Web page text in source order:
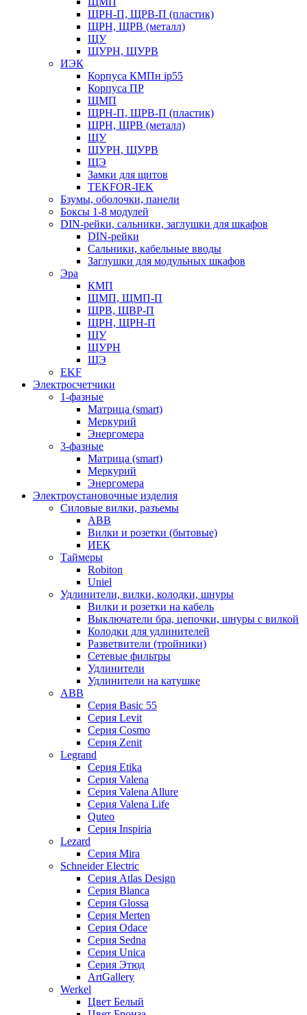
ЩРН-П, ЩРВ-П (пластик)
ЩРН, ЩРВ (металл)
ЩУ
ЩУРН, ЩУРВ
ИЭК
Корпуса КМПн ip55
Корпуса ПР
ЩМП
ЩРН-П, ЩРВ-П (пластик)
ЩРН, ЩРВ (металл)
ЩУ
ЩУРН, ЩУРВ
ЩЭ
Замки для щитов
TEKFOR-IEK
Бзумы, оболочки, панели
Боксы 1-8 модулей
DIN-рейки, сальники, заглушки для шкафов
DIN-рейки
Сальники, кабельные вводы
Заглушки для модульных шкафов
Эра
КМП
ЩМП, ЩМП-П
ЩРВ, ЩВР-П
ЩРН, ЩРН-П
ЩУ
ЩУРН
ЩЭ
EKF
Электросчетчики
1-фазные
Матрица (smart)
Меркурий
Энергомера
3-фазные
Матрица (smart)
Меркурий
Энергомера
Электроустановочные изделия
Силовые вилки, разъемы
ABB
Вилки и розетки (бытовые)
ИЕК
Таймеры
Robiton
Uniel
Удлинители, вилки, колодки, шнуры
Вилки и розетки на кабель
Выключатели бра, цепочки, шнуры с вилкой
Колодки для удлинителей
Разветвители (тройники)
Сетевые фильтры
Удлинители
Удлинители на катушке
ABB
Серия Basic 55
Серия Levit
Серия Cosmo
Серия Zenit
Legrand
Серия Etika
Серия Valena
Серия Valena Allure
Серия Valena Life
Quteo
Серия Inspiria
Lezard
Серия Mira
Schneider Electric
Серия Atlas Design
Серия Blanca
Серия Glossa
Серия Merten
Серия Odace
Серия Sedna
Серия Unica
Серия Этюд
ArtGallery
Werkel
Цвет Белый